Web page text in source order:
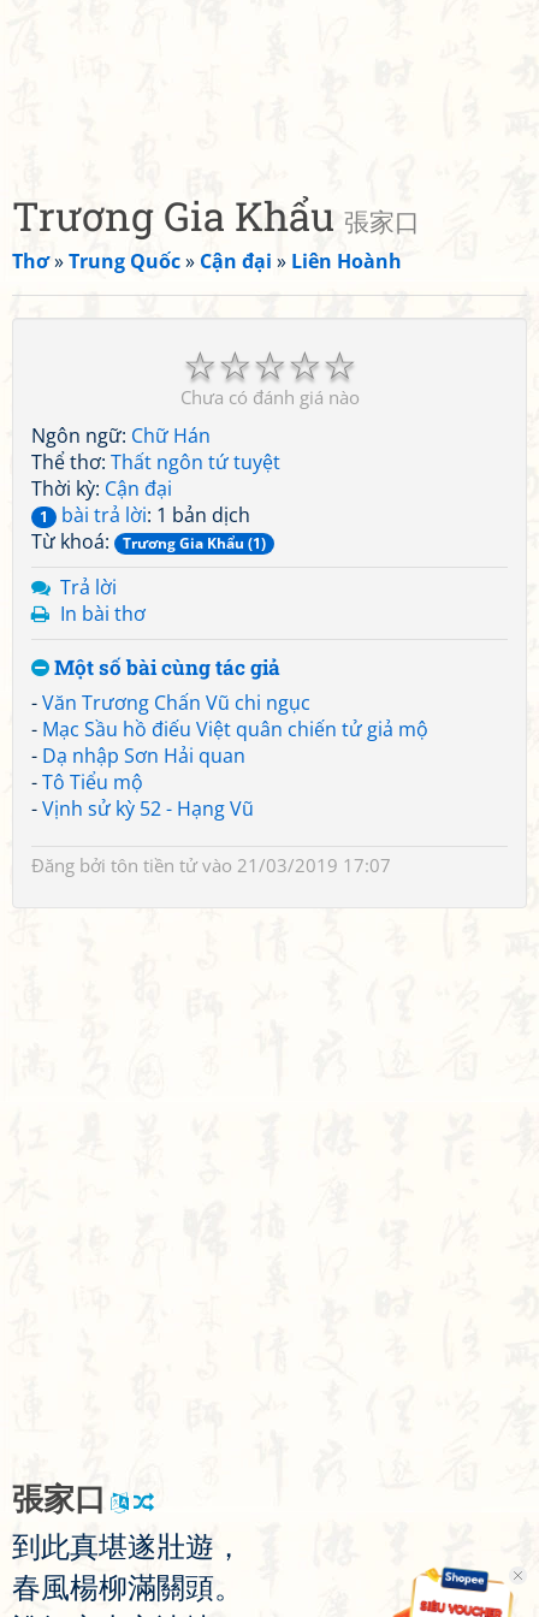
Trương Gia Khẩu 張家口
Thơ»Trung Quốc» Cận đại » Liên Hoành
☆
☆
☆
☆
☆
Chưa có đánh giá nào
Ngôn ngữ: Chữ Hán
Thể thơ: Thất ngôn tứ tuyệt
Thời kỳ: Cận đại
1 bài trả lời: 1 bản dịch
Từ khoá:
Trương Gia Khẩu (1)
Trả lời
In bài thơ
Một số bài cùng tác giả
-Văn Trương Chấn Vũ chi ngục
- Mạc Sầu hồ điếu Việt quân chiến tử giả mộ
- Dạ nhập Sơn Hải quan
-Tô Tiểu mộ
-Vịnh sử kỳ 52 - Hạng Vũ
Đăng bởi tôn tiền tửvào 21/03/2019 17:07
張家 口
到 此真堪遂壯遊 ，
春風楊柳滿關頭。